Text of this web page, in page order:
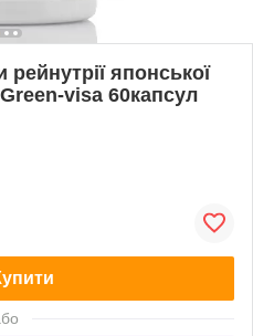
японської
visa 60капсул